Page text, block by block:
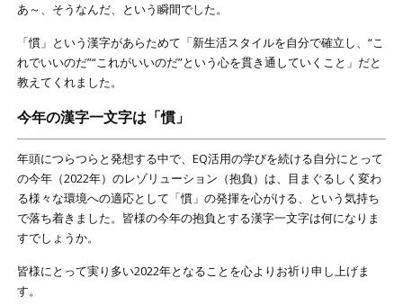
あ～、そうなんだ、という瞬間でした。
「慣」という漢字があらためて「新生活スタイルを自分で確立し、“こ
れでいいのだ”“これがいいのだ”という心を貫き通していくこと」だと
教えてくれました。
今年の漢字一文字は「慣」
年頭につらつらと発想する中で、EQ活用の学びを続ける自分にとって
の今年（2022年）のレゾリューション（抱負）は、目まぐるしく変わ
る様々な環境への適応として「慣」の発揮を心がける、という気持ち
で落ち着きました。皆様の今年の抱負とする漢字一文字は何になりま
すでしょうか。
皆様にとって実り多い2022年となることを心よりお祈り申し上げま
す。